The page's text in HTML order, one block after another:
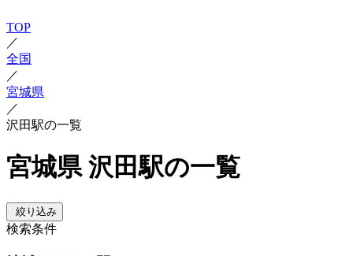
TOP
／
全国
／
宮城県
／
沢田駅の一覧
宮城県 沢田駅の一覧
絞り込み
検索条件